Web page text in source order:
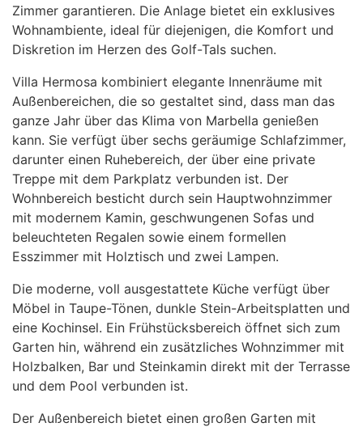
Zimmer garantieren. Die Anlage bietet ein exklusives
Wohnambiente, ideal für diejenigen, die Komfort und
Diskretion im Herzen des Golf-Tals suchen.
Villa Hermosa kombiniert elegante Innenräume mit
Außenbereichen, die so gestaltet sind, dass man das
ganze Jahr über das Klima von Marbella genießen
kann. Sie verfügt über sechs geräumige Schlafzimmer,
darunter einen Ruhebereich, der über eine private
Treppe mit dem Parkplatz verbunden ist. Der
Wohnbereich besticht durch sein Hauptwohnzimmer
mit modernem Kamin, geschwungenen Sofas und
beleuchteten Regalen sowie einem formellen
Esszimmer mit Holztisch und zwei Lampen.
Die moderne, voll ausgestattete Küche verfügt über
Möbel in Taupe-Tönen, dunkle Stein-Arbeitsplatten und
eine Kochinsel. Ein Frühstücksbereich öffnet sich zum
Garten hin, während ein zusätzliches Wohnzimmer mit
Holzbalken, Bar und Steinkamin direkt mit der Terrasse
und dem Pool verbunden ist.
Der Außenbereich bietet einen großen Garten mit